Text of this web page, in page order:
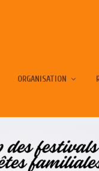
ORGANISATION